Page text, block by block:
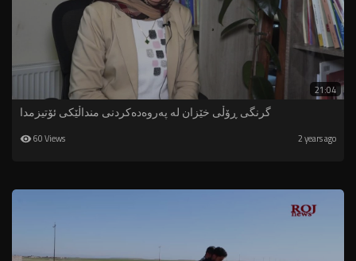
21:04
گرنگی ڕۆڵی خێزان لە پەروەدەکردنی منداڵێکی ئۆتیزمدا
60 Views 2 years ago